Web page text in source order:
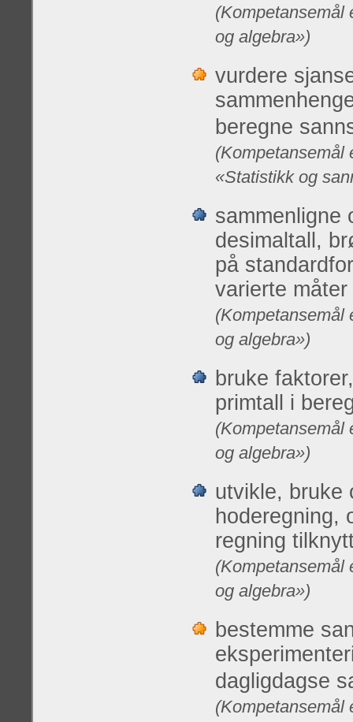
(Kompetansemål
og algebra»)
vurdere
beregne
(Kompetansemål
«Statistikk og
sammenligne
desimaltall,
på
varierte måter
(Kompetansemål
og algebra»)
bruke
primtall i
(Kompetansemål
og algebra»)
utvikle, bruke
hoderegning,
regning
(Kompetansemål
og algebra»)
bestemme
dagligdagse
(Kompetansemål